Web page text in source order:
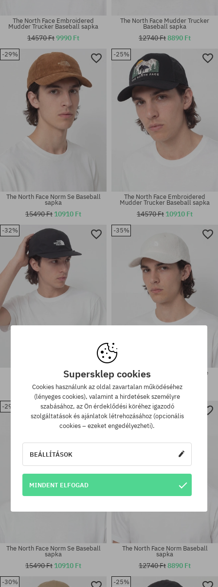
univerzális méret univerzális méret
univerzális méret
The North Face Embroidered
Mudder Trucker Baseball sapka
14570 Ft9990 Ft
The North Face Mudder Trucker
Baseball sapka
12740 Ft8890 Ft
-29%
univerzális méret
The North Face Norm Se Baseball
sapka
15490 Ft 10910 Ft
-25%
univerzális méret
The North Face Embroidered
Mudder Trucker Baseball sapka
14570 Ft 10910 Ft
-32%
The North Face Gtx Ballcap
Baseball sapka
22820 Ft 15490 Ft
-35%
Baseball sapka The North Face
Denali Norm
15490 Ft9990 Ft
-29%
The North Face Norm Se Baseball
sapka
15490 Ft 10910 Ft
-30%
The North Face Norm Baseball
sapka
12740 Ft8890 Ft
-30% -25%
Supersklep cookies
Cookies használunk az oldal zavartalan működéséhez
(lényeges cookies), valamint a hirdetések személyre
szabásához, az Ön érdeklődési köréhez igazodó
szolgáltatások és ajánlatok létrehozásához (opcionális
cookies – ezeket engedélyezheti).
BEÁLLÍTÁSOK
MINDENT ELFOGAD